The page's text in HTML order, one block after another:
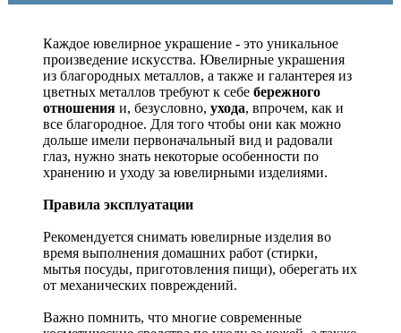
Каждое ювелирное украшение - это уникальное
произведение искусства. Ювелирные украшения
из благородных металлов, а также и галантерея из
цветных металлов требуют к себе бережного
отношения и, безусловно, ухода, впрочем, как и
все благородное. Для того чтобы они как можно
дольше имели первоначальный вид и радовали
глаз, нужно знать некоторые особенности по
хранению и уходу за ювелирными изделиями.
Правила эксплуатации
Рекомендуется снимать ювелирные изделия во
время выполнения домашних работ (стирки,
мытья посуды, приготовления пищи), оберегать их
от механических повреждений.
Важно помнить, что многие современные